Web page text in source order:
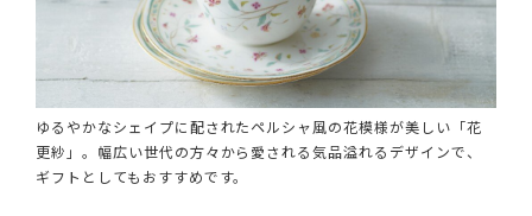
ゆるやかなシェイプに配されたペルシャ風の花模様が美しい「花
更紗」。幅広い世代の方々から愛される気品溢れるデザインで、
ギフトとしてもおすすめです。